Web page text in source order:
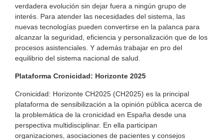
verdadera evolución sin dejar fuera a ningún grupo de
interés. Para atender las necesidades del sistema, las
nuevas tecnologías pueden convertirse en la palanca para
alcanzar la seguridad, eficiencia y personalización que de los
procesos asistenciales. Y además trabajar en pro del
equilibrio del sistema nacional de salud.
Plataforma Cronicidad: Horizonte 2025
Cronicidad: Horizonte CH2025 (CH2025) es la principal
plataforma de sensibilización a la opinión pública acerca de
la problemática de la cronicidad en España desde una
perspectiva multidisciplinar. En ella participan
organizaciones, asociaciones de pacientes y consejos